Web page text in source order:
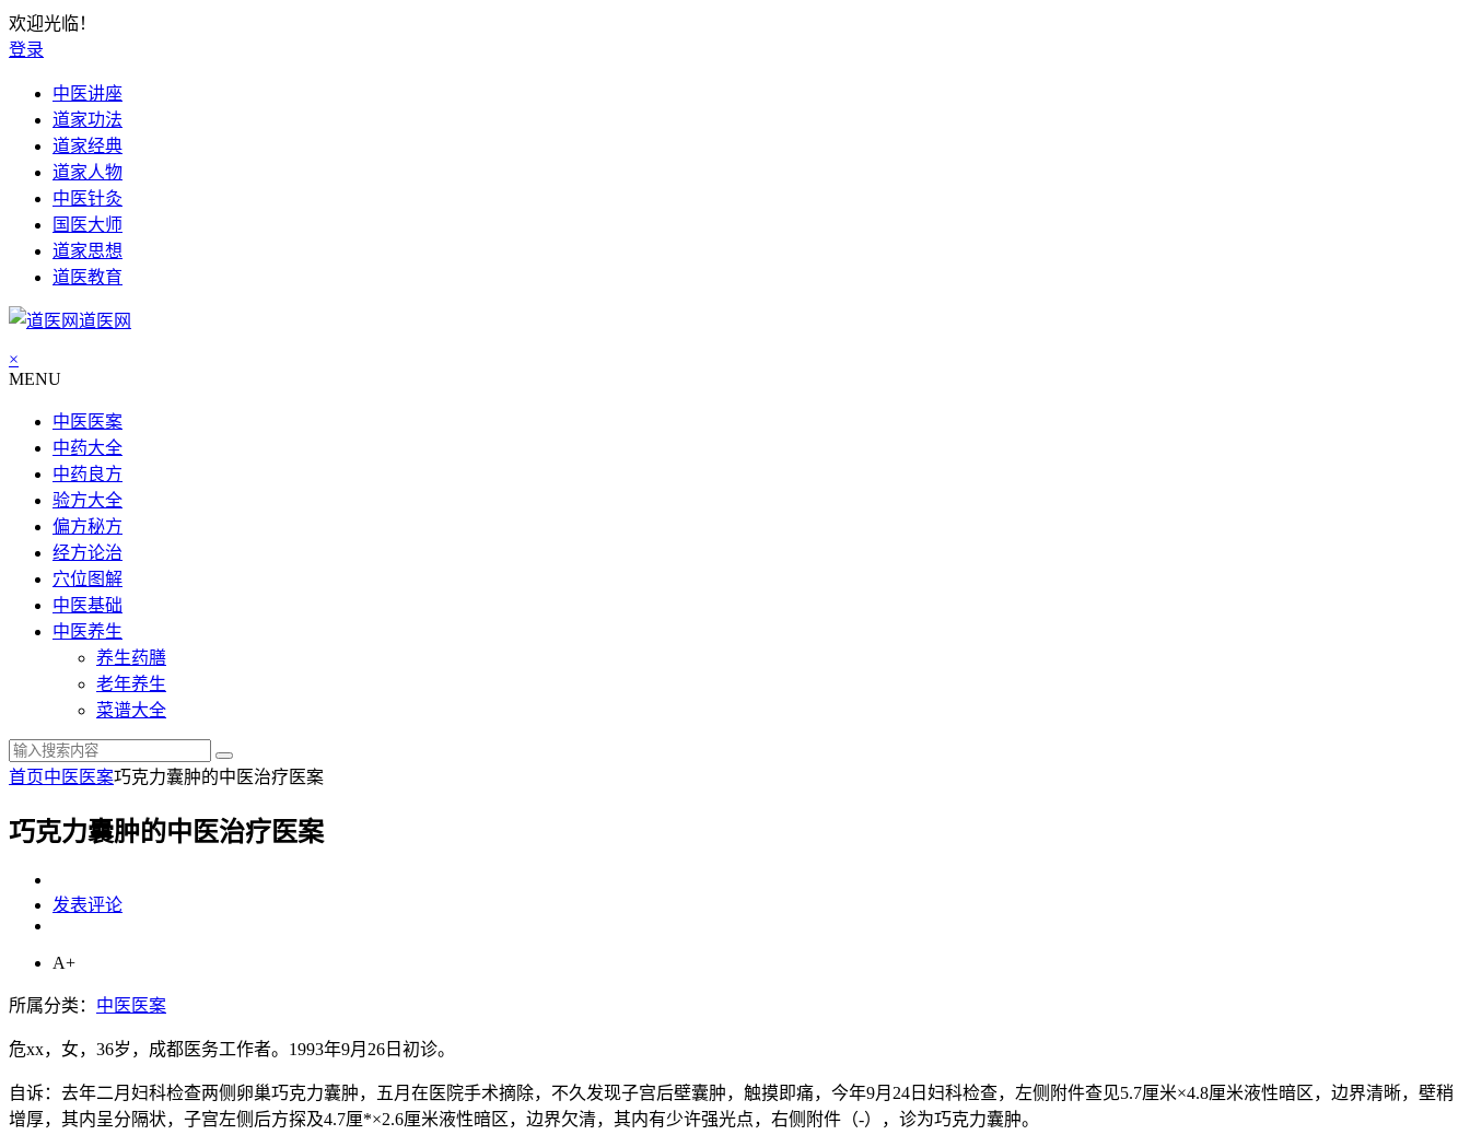
欢迎光临！
登录
中医讲座
道家功法
道家经典
道家人物
中医针灸
国医大师
道家思想
道医教育
道医网
×
MENU
中医医案
中药大全
中药良方
验方大全
偏方秘方
经方论治
穴位图解
中医基础
中医养生
养生药膳
老年养生
菜谱大全
首页中医医案巧克力囊肿的中医治疗医案
巧克力囊肿的中医治疗医案
发表评论
A+
所属分类： 中医医案
危xx，女，36岁，成都医务工作者。1993年9月26日初诊。
自诉：去年二月妇科检查两侧卵巢巧克力囊肿，五月在医院手术摘除，不久发现子宫后壁囊肿，触摸即痛，今年9月24日妇科检查，左侧附件查见5.7厘米×4.8厘米液性暗区，边界清晰，壁稍
增厚，其内呈分隔状，子宫左侧后方探及4.7厘*×2.6厘米液性暗区，边界欠清，其内有少许强光点，右侧附件（-），诊为巧克力囊肿。